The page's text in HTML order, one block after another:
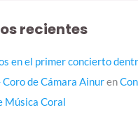
recientes
en el primer concierto
de Cámara Ainuren
Música Coral